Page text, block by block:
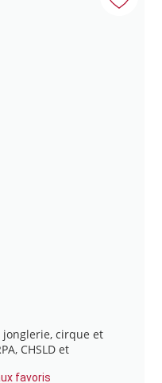
jonglerie, cirque et
CHSLD et
favoris